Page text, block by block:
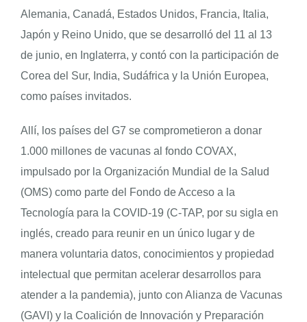
Alemania, Canadá, Estados Unidos, Francia, Italia,
Japón y Reino Unido, que se desarrolló del 11 al 13
de junio, en Inglaterra, y contó con la participación de
Corea del Sur, India, Sudáfrica y la Unión Europea,
como países invitados.
Allí, los países del G7 se comprometieron a donar
1.000 millones de vacunas al fondo COVAX,
impulsado por la Organización Mundial de la Salud
(OMS) como parte del Fondo de Acceso a la
Tecnología para la COVID-19 (C-TAP, por su sigla en
inglés, creado para reunir en un único lugar y de
manera voluntaria datos, conocimientos y propiedad
intelectual que permitan acelerar desarrollos para
atender a la pandemia), junto con Alianza de Vacunas
(GAVI) y la Coalición de Innovación y Preparación